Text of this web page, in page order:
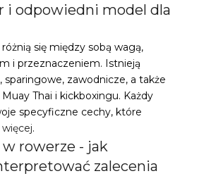
i odpowiedni model dla
się między sobą wagą,
i przeznaczeniem. Istnieją
zawodnicze, a także
Thai i kickboxingu. Każdy
specyficzne cechy, które
.
rowerze - jak
zalecenia